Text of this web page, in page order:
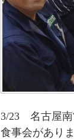
3/23 名古屋南
食事会がありま